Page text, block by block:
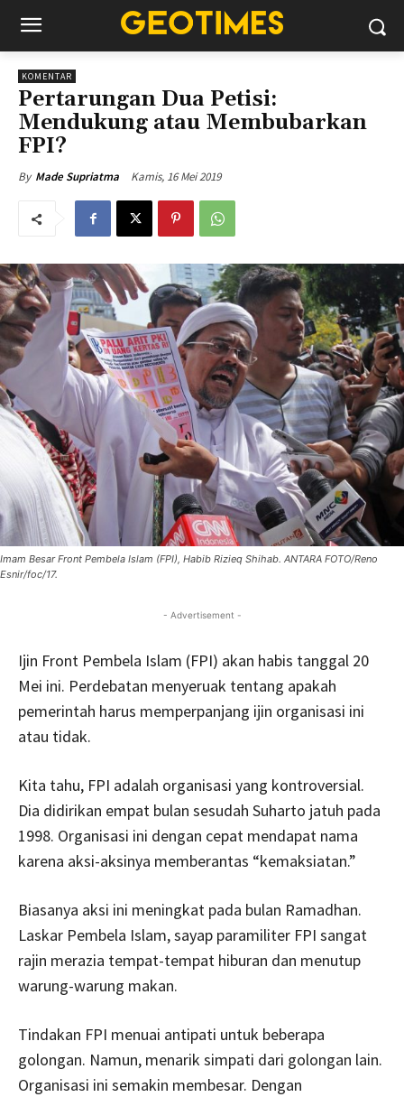
KOMENTAR
Pertarungan Dua Petisi:
Mendukung atau Membubarkan
FPI?
By Made Supriatma Kamis, 16 Mei 2019
Imam Besar Front Pembela Islam (FPI), Habib Rizieq Shihab. ANTARA FOTO/Reno
Esnir/foc/17.
- Advertisement -
Ijin Front Pembela Islam (FPI) akan habis tanggal 20
Mei ini. Perdebatan menyeruak tentang apakah
pemerintah harus memperpanjang ijin organisasi ini
atau tidak.
Kita tahu, FPI adalah organisasi yang kontroversial.
Dia didirikan empat bulan sesudah Suharto jatuh pada
1998. Organisasi ini dengan cepat mendapat nama
karena aksi-aksinya memberantas “kemaksiatan.”
Biasanya aksi ini meningkat pada bulan Ramadhan.
Laskar Pembela Islam, sayap paramiliter FPI sangat
rajin merazia tempat-tempat hiburan dan menutup
warung-warung makan.
Tindakan FPI menuai antipati untuk beberapa
golongan. Namun, menarik simpati dari golongan lain.
Organisasi ini semakin membesar. Dengan